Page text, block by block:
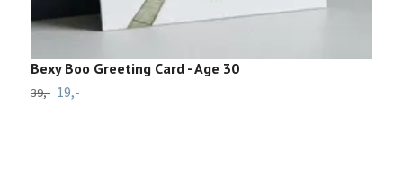
Bexy Boo Greeting Card - Age 30
39,- 19,-